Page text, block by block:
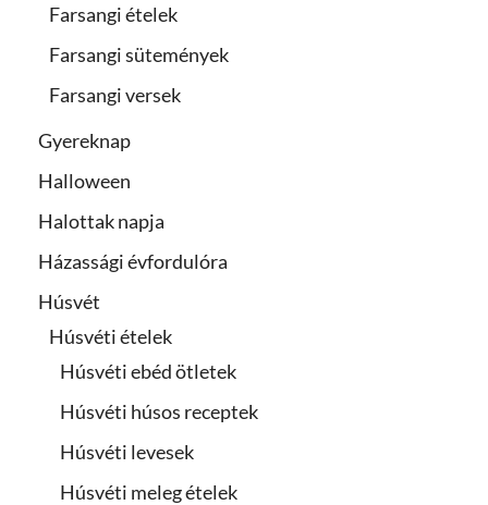
Farsangi ételek
Farsangi sütemények
Farsangi versek
Gyereknap
Halloween
Halottak napja
Házassági évfordulóra
Húsvét
Húsvéti ételek
Húsvéti ebéd ötletek
Húsvéti húsos receptek
Húsvéti levesek
Húsvéti meleg ételek